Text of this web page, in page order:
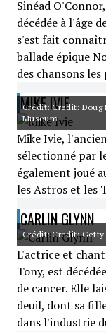
Sinéad
décédée à l'âge
s'est fait
ballade épique
des chansons
MIKE IVIE
Crédit: Credit: Doug
Museum
Mike Ivie,
sélectionné par
également joué
les Astros et les
CARLIN GLYNN
Crédit: Credit: Getty
L'actrice et
Tony, est
de cancer. Elle
deuil, dont sa
dans l'industrie